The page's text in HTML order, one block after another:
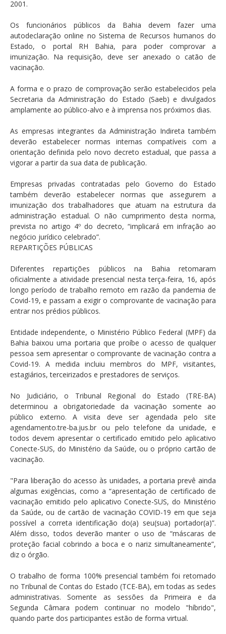
2001.
Os funcionários públicos da Bahia devem fazer uma
autodeclaração online no Sistema de Recursos humanos do
Estado, o portal RH Bahia, para poder comprovar a
imunização. Na requisição, deve ser anexado o catão de
vacinação.
A forma e o prazo de comprovação serão estabelecidos pela
Secretaria da Administração do Estado (Saeb) e divulgados
amplamente ao público-alvo e à imprensa nos próximos dias.
As empresas integrantes da Administração Indireta também
deverão estabelecer normas internas compatíveis com a
orientação definida pelo novo decreto estadual, que passa a
vigorar a partir da sua data de publicação.
Empresas privadas contratadas pelo Governo do Estado
também deverão estabelecer normas que assegurem a
imunização dos trabalhadores que atuam na estrutura da
administração estadual. O não cumprimento desta norma,
prevista no artigo 4º do decreto, “implicará em infração ao
negócio jurídico celebrado”.
REPARTIÇÕES PÚBLICAS
Diferentes repartições públicos na Bahia retomaram
oficialmente a atividade presencial nesta terça-feira, 16, após
longo período de trabalho remoto em razão da pandemia de
Covid-19, e passam a exigir o comprovante de vacinação para
entrar nos prédios públicos.
Entidade independente, o Ministério Público Federal (MPF) da
Bahia baixou uma portaria que proíbe o acesso de qualquer
pessoa sem apresentar o comprovante de vacinação contra a
Covid-19. A medida incluiu membros do MPF, visitantes,
estagiários, terceirizados e prestadores de serviços.
No Judiciário, o Tribunal Regional do Estado (TRE-BA)
determinou a obrigatoriedade da vacinação somente ao
público externo. A visita deve ser agendada pelo site
agendamento.tre-ba.jus.br ou pelo telefone da unidade, e
todos devem apresentar o certificado emitido pelo aplicativo
Conecte-SUS, do Ministério da Saúde, ou o próprio cartão de
vacinação.
"Para liberação do acesso às unidades, a portaria prevê ainda
algumas exigências, como a “apresentação de certificado de
vacinação emitido pelo aplicativo Conecte-SUS, do Ministério
da Saúde, ou de cartão de vacinação COVID-19 em que seja
possível a correta identificação do(a) seu(sua) portador(a)”.
Além disso, todos deverão manter o uso de “máscaras de
proteção facial cobrindo a boca e o nariz simultaneamente”,
diz o órgão.
O trabalho de forma 100% presencial também foi retomado
no Tribunal de Contas do Estado (TCE-BA), em todas as sedes
administrativas. Somente as sessões da Primeira e da
Segunda Câmara podem continuar no modelo "híbrido",
quando parte dos participantes estão de forma virtual.